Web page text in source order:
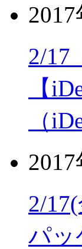
2017
2/17
【
（
2017
2/
パッ